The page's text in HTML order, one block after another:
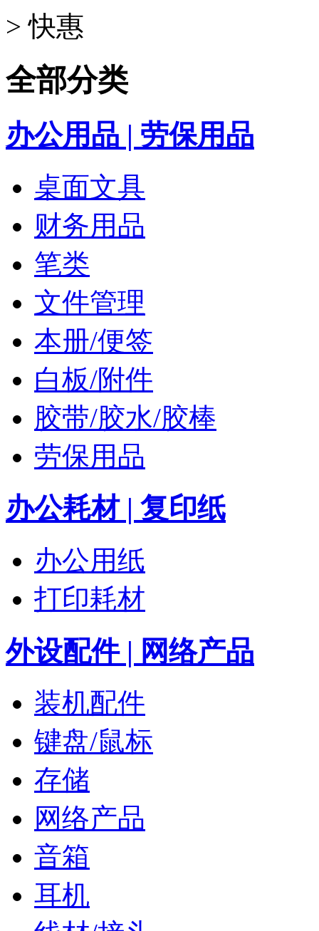
> 快惠
全部分类
办公用品 | 劳保用品
桌面文具
财务用品
笔类
文件管理
本册/便签
白板/附件
胶带/胶水/胶棒
劳保用品
办公耗材 | 复印纸
办公用纸
打印耗材
外设配件 | 网络产品
装机配件
键盘/鼠标
存储
网络产品
音箱
耳机